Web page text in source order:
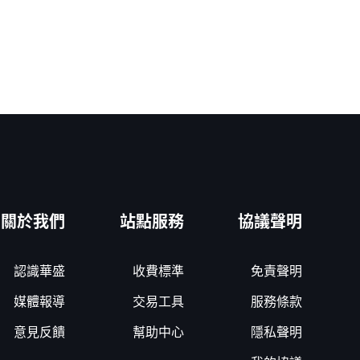
關於我們
認識華盛
媒體報導
意見反饋
站點服務
收費標準
交易工具
幫助中心
協議聲明
免責聲明
服務條款
隱私聲明